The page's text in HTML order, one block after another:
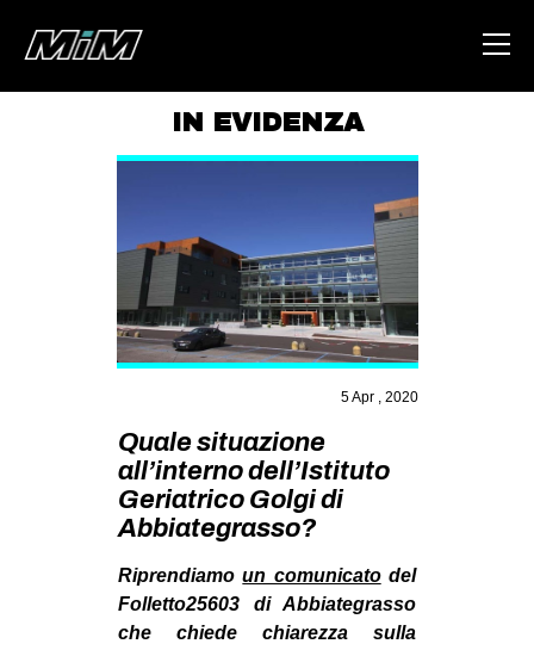
AREA
DEGENERAZIONE
GAZA FREESTYLE
STUDENTI TSUNAMI
ZAM
MOBILITAZIONI
SPAZI
IN EVIDENZA
5 Apr , 2020
Quale situazione
all’interno dell’Istituto
Geriatrico Golgi di
Abbiategrasso?
Riprendiamoun comunicatodel
Folletto25603 di Abbiategrasso
che chiede chiarezza sulla